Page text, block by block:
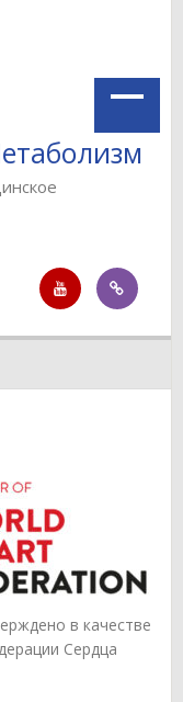
в качестве
Сердца